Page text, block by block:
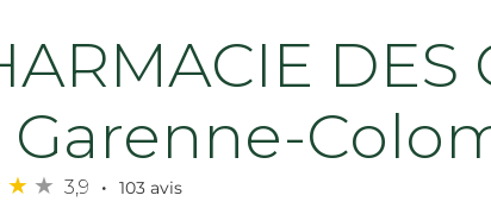
DES
Garenne-
3,9 103 avis